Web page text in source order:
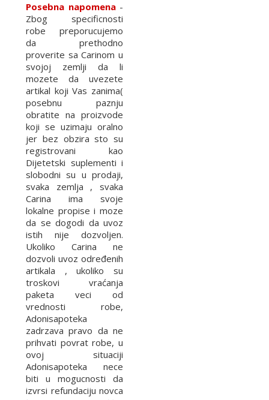
Posebna napomena-
Zbog specificnosti
robe preporucujemo
da prethodno
proverite sa Carinom u
svojoj zemlji da li
mozete da uvezete
artikal koji Vas zanima(
posebnu paznju
obratite na proizvode
koji se uzimaju oralno
jer bez obzira sto su
registrovani kao
Dijetetski suplementi i
slobodni su u prodaji,
svaka zemlja , svaka
Carina ima svoje
lokalne propise i moze
da se dogodi da uvoz
istih nije dozvoljen.
Ukoliko Carina ne
dozvoli uvoz određenih
artikala , ukoliko su
troskovi vraćanja
paketa veci od
vrednosti robe,
Adonisapoteka
zadrzava pravo da ne
prihvati povrat robe, u
ovoj situaciji
Adonisapoteka nece
biti u mogucnosti da
izvrsi refundaciju novca